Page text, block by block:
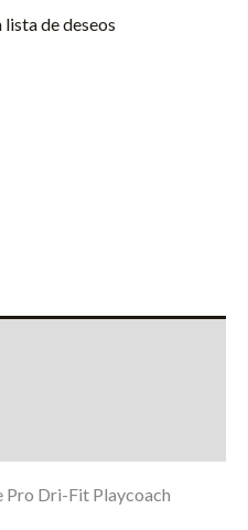
lista de deseos
Pro Dri-Fit Playcoach